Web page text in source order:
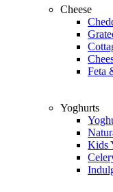
Cheese
Feta
Yoghurts
Kids